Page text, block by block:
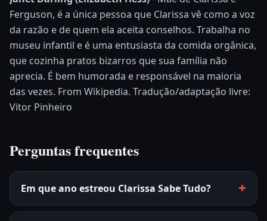
Ferguson, é a única pessoa que Clarissa vê como a voz
da razão e de quem ela aceita conselhos. Trabalha no
museu infantil e é uma entusiasta da comida orgânica,
que cozinha pratos bizarros que sua família não
aprecia. É bem humorada e responsável na maioria
das vezes. From Wikipedia. Tradução/adaptação livre:
Vitor Pinheiro
Perguntas frequentes
Em que ano estreou Clarissa Sabe Tudo?